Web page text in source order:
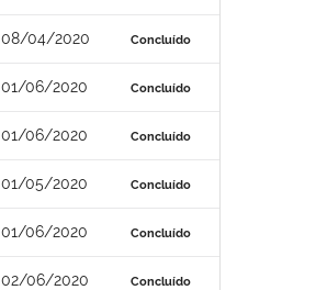
08/04/2020 Concluído
01/06/2020 Concluído
01/06/2020 Concluído
01/05/2020 Concluído
01/06/2020 Concluído
02/06/2020 Concluído